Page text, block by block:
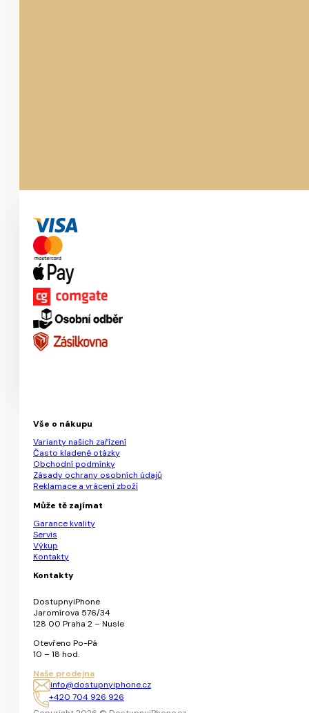
Vše o nákupu
Varianty našich zařízení
Často kladené otázky
Obchodní podmínky
Zásady ochrany osobních údajů
Reklamace a vrácení zboží
Může tě zajímat
Garance kvality
Servis
Výkup
Kontakty
Kontakty
DostupnyiPhone
Jaromírova 576/34
128 00 Praha 2 – Nusle
Otevřeno Po-Pá
10 – 18 hod.
Naše prodejna
info@dostupnyiphone.cz
+420 704 926 926